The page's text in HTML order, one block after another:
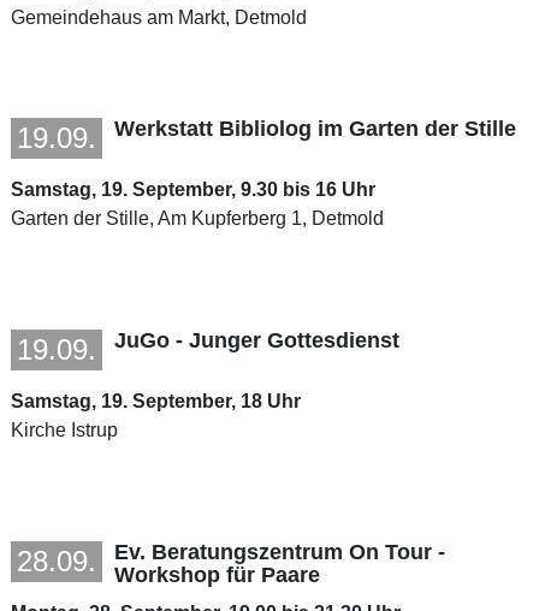
Gemeindehaus am Markt, Detmold
19.09. Werkstatt Bibliolog im Garten der Stille
Samstag, 19. September, 9.30 bis 16 Uhr
Garten der Stille, Am Kupferberg 1, Detmold
19.09. JuGo - Junger Gottesdienst
Samstag, 19. September, 18 Uhr
Kirche Istrup
28.09.
Ev. Beratungszentrum On Tour -
Workshop für Paare